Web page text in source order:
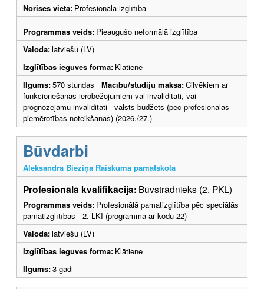
Norises vieta: Profesionālā izglītība
Programmas veids: Pieaugušo neformālā izglītība
Valoda:latviešu (LV)
Izglītības ieguves forma: Klātiene
Ilgums:570 stundas Mācību/studiju maksa:Cilvēkiem ar
funkcionēšanas ierobežojumiem vai invaliditāti, vai
prognozējamu invaliditāti - valsts budžets (pēc profesionālās
piemērotības noteikšanas) (2026./27.)
Būvdarbi
Aleksandra Bieziņa Raiskuma pamatskola
Profesionālā kvalifikācija: Būvstrādnieks (2. PKL)
Programmas veids: Profesionālā pamatizglītība pēc speciālās
pamatizglītības - 2. LKI (programma ar kodu 22)
Valoda:latviešu (LV)
Izglītības ieguves forma: Klātiene
Ilgums:3 gadi